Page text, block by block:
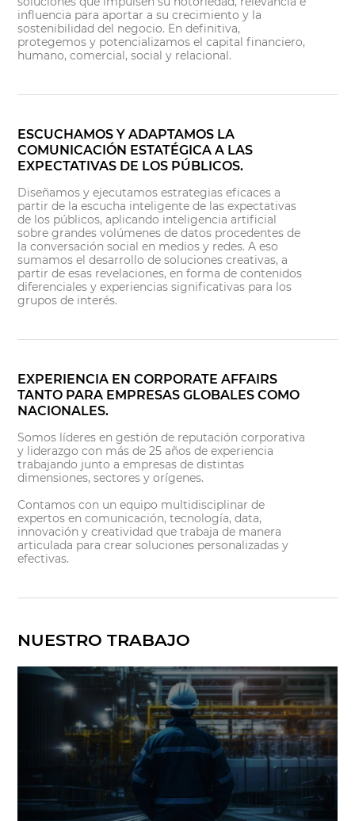
influencia para aportar a su crecimiento y la
sostenibilidad del negocio. En definitiva,
protegemos y potencializamos el capital financiero,
humano, comercial, social y relacional.
ESCUCHAMOS Y ADAPTAMOS LA
COMUNICACIÓN ESTATÉGICA A LAS
EXPECTATIVAS DE LOS PÚBLICOS.
Diseñamos y ejecutamos estrategias eficaces a
partir de la escucha inteligente de las expectativas
de los públicos, aplicando inteligencia artificial
sobre grandes volúmenes de datos procedentes de
la conversación social en medios y redes. A eso
sumamos el desarrollo de soluciones creativas, a
partir de esas revelaciones, en forma de contenidos
diferenciales y experiencias significativas para los
grupos de interés.
EXPERIENCIA EN CORPORATE AFFAIRS
TANTO PARA EMPRESAS GLOBALES COMO
NACIONALES.
Somos líderes en gestión de reputación corporativa
y liderazgo con más de 25 años de experiencia
trabajando junto a empresas de distintas
dimensiones, sectores y orígenes.
Contamos con un equipo multidisciplinar de
expertos en comunicación, tecnología, data,
innovación y creatividad que trabaja de manera
articulada para crear soluciones personalizadas y
efectivas.
NUESTRO TRABAJO